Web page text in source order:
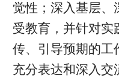
觉性；深入基层、
受教育，并针对实
传、引导预期的工
充分表达和深入交